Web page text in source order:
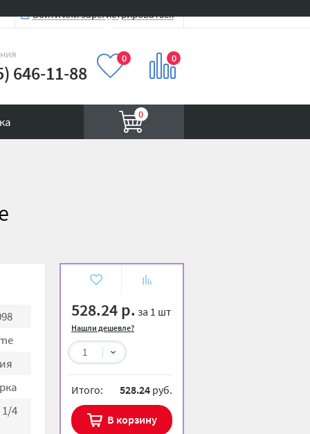
Войти или зарегистрироваться
646-11-88
0 0
0
Вход на сайт
528.24 р. за 1 шт
Нашли дешевле?
1
Итого: 528.24 руб.
В корзину
4